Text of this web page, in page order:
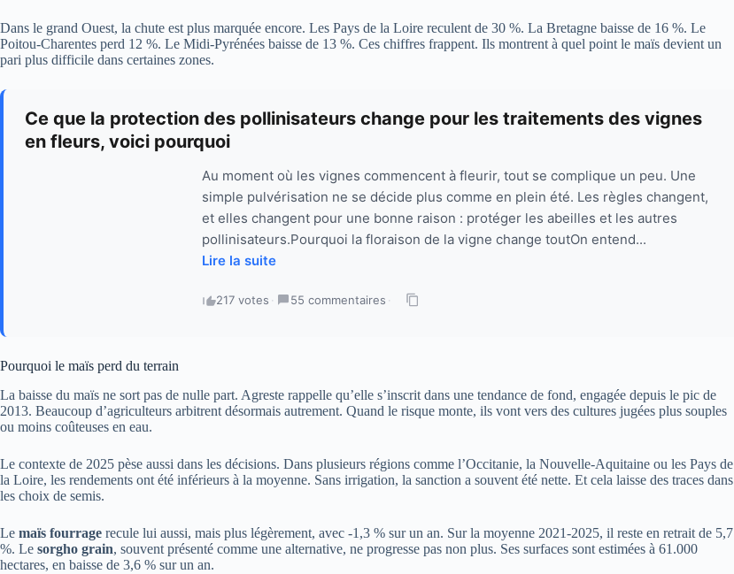
Dans le grand Ouest, la chute est plus marquée encore. Les Pays de la Loire reculent de 30 %. La Bretagne baisse de 16 %. Le
Poitou-Charentes perd 12 %. Le Midi-Pyrénées baisse de 13 %. Ces chiffres frappent. Ils montrent à quel point le maïs devient un
pari plus difficile dans certaines zones.
Ce que la protection des pollinisateurs change pour les traitements des vignes
en fleurs, voici pourquoi
Au moment où les vignes commencent à fleurir, tout se complique un peu. Une
simple pulvérisation ne se décide plus comme en plein été. Les règles changent,
et elles changent pour une bonne raison : protéger les abeilles et les autres
pollinisateurs.Pourquoi la floraison de la vigne change toutOn entend...
Lire la suite
217 votes · 55 commentaires ·
Pourquoi le maïs perd du terrain
La baisse du maïs ne sort pas de nulle part. Agreste rappelle qu’elle s’inscrit dans une tendance de fond, engagée depuis le pic de
2013. Beaucoup d’agriculteurs arbitrent désormais autrement. Quand le risque monte, ils vont vers des cultures jugées plus souples
ou moins coûteuses en eau.
Le contexte de 2025 pèse aussi dans les décisions. Dans plusieurs régions comme l’Occitanie, la Nouvelle-Aquitaine ou les Pays de
la Loire, les rendements ont été inférieurs à la moyenne. Sans irrigation, la sanction a souvent été nette. Et cela laisse des traces dans
les choix de semis.
Le maïs fourrage recule lui aussi, mais plus légèrement, avec -1,3 % sur un an. Sur la moyenne 2021-2025, il reste en retrait de 5,7
%. Le sorgho grain, souvent présenté comme une alternative, ne progresse pas non plus. Ses surfaces sont estimées à 61.000
hectares, en baisse de 3,6 % sur un an.